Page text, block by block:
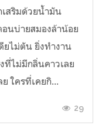
เสริมด้วยน้ำมัน
อนบ่ายสมองล้าน้อย
ยไม่ตัน ยิ่งทำงาน
ที่ไม่มีกลิ่นคาวเลย
ใครที่เคยกิ...
29